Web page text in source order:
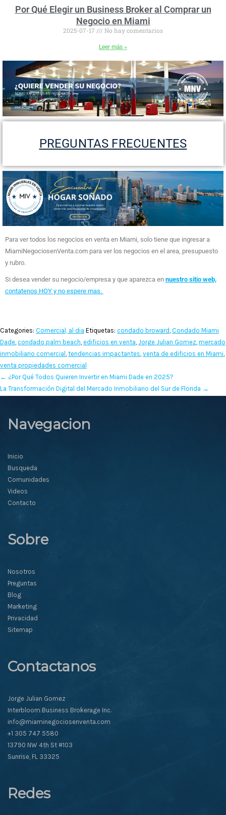
Por Qué Elegir un Business Broker al Comprar un
Negocio en Miami
2025-07-17 No hay comentarios
Leer más »
PREGUNTAS FRECUENTES
Para ver todos los negocios en venta en Miami, solo tiene que ingresar a
MiamiNegociosenVenta.com para ver los negocios en el area, presupuesto
y rubro.
Si desea vender su negocio/empresa y que aparezca en nuestro sitio web,
contatenos HOY y no espere mas.
Categories: Comercial, al dia Etiquetas: condado broward, Condado Miami
Dade, condado palm beach, edificios en venta, Jorge Julian Gomez, mercado
inmobiliario comercial , tendencias impactantes, venta de edificios en Miami,
venta propiedades comercial
← ¿Por Qué Todos Quieren Invertir en Miami Dade en 2025?
La Transformación Digital del Mercado Inmobiliario del Sur de Florida →
Navegacion
Inicio
Busqueda
Comunidades
Videos
Contacto
Sobre
Nosotros
Preguntas
Blog
Marketing
Privacidad
Sitemap
Contactanos
Jorge Julian Gomez
Interbloom Business Brokerage Inc.
info@miaminegociosenventa.com
+1 305 747 5580
13790 NW 4th St #103
Sunrise, FL 33325
Redes